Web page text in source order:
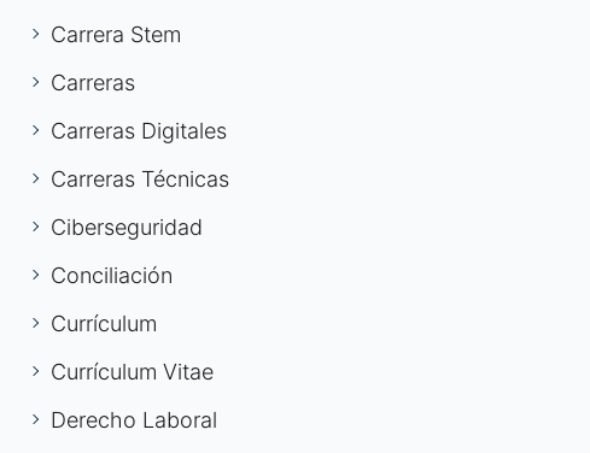
Carrera Stem
Carreras
Carreras Digitales
Carreras Técnicas
Ciberseguridad
Conciliación
Currículum
Currículum Vitae
Derecho Laboral